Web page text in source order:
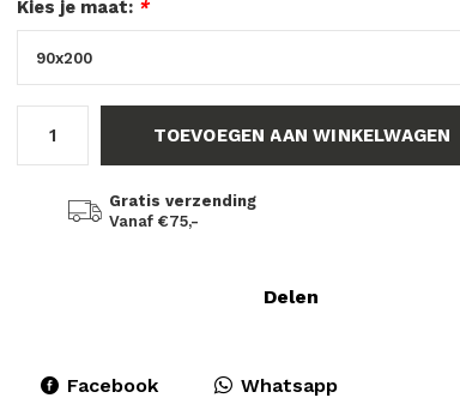
Kies je maat: *
TOEVOEGEN AAN WINKELWAGEN
Gratis verzending
Vanaf €75,-
Delen
Facebook Whatsapp